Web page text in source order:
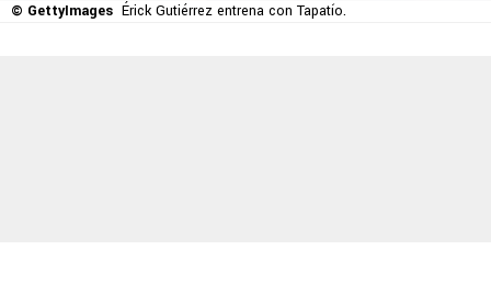
© GettyImages Érick Gutiérrez entrena con Tapatío.